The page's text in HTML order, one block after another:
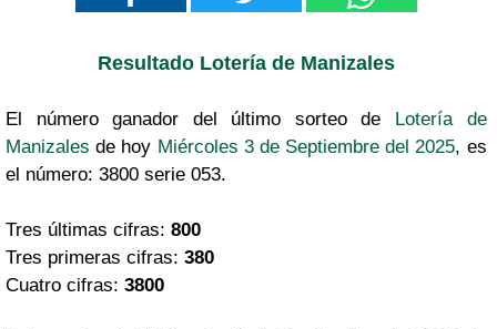
Resultado Lotería de Manizales
El número ganador del último sorteo de Lotería de
Manizales de hoy Miércoles 3 de Septiembre del 2025, es
el número: 3800 serie 053.
Tres últimas cifras: 800
Tres primeras cifras: 380
Cuatro cifras: 3800